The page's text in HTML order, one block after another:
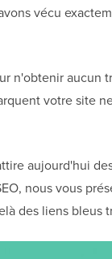
vécu
n'obtenir aucun
votre site
aujourd'hui
nous vous
des liens bleus